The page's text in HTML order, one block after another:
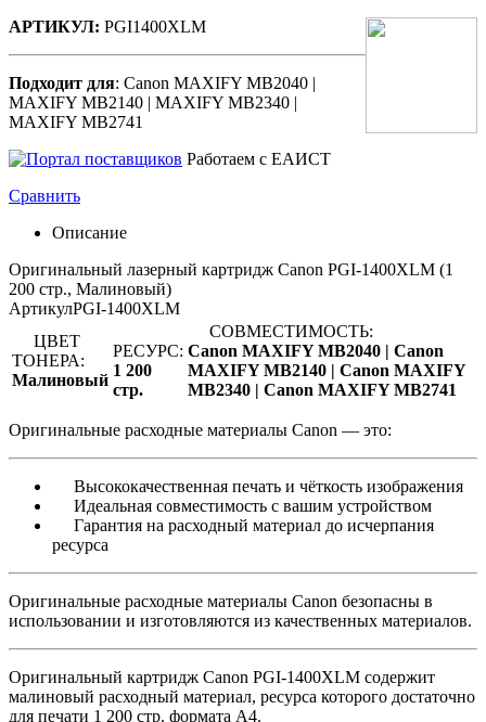
АРТИКУЛ: PGI1400XLM
Подходит для: Canon MAXIFY MB2040 |
MAXIFY MB2140 | MAXIFY MB2340 |
MAXIFY MB2741
Работаем с ЕАИСТ
Сравнить
Описание
Оригинальный лазерный картридж Canon PGI-1400XLM (1
200 стр., Малиновый)
АртикулPGI-1400XLM
ЦВЕТ
ТОНЕРА:
Малиновый
РЕСУРС:
1 200
стр.
СОВМЕСТИМОСТЬ:
Canon MAXIFY MB2040 | Canon
MAXIFY MB2140 | Canon MAXIFY
MB2340 | Canon MAXIFY MB2741
Оригинальные расходные материалы Canon — это:
Высококачественная печать и чёткость изображения
Идеальная совместимость с вашим устройством
Гарантия на расходный материал до исчерпания
ресурса
Оригинальные расходные материалы Canon безопасны в
использовании и изготовляются из качественных материалов.
Оригинальный картридж Canon PGI-1400XLM содержит
малиновый расходный материал, ресурса которого достаточно
для печати 1 200 стр. формата A4.